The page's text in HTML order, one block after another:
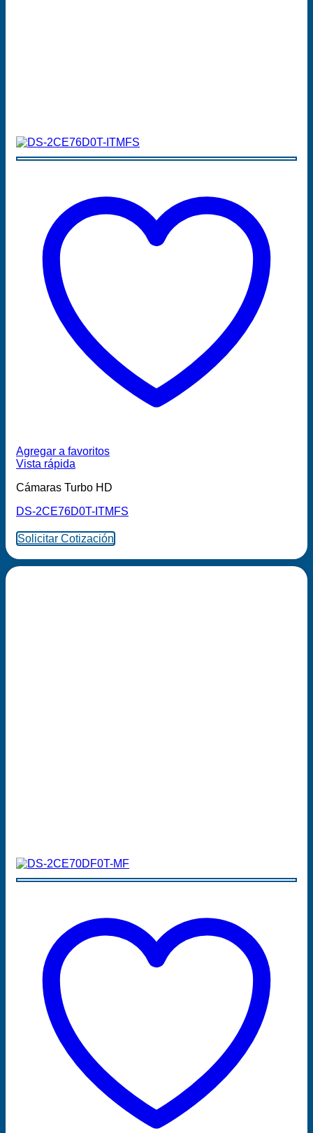
Agregar a favoritos
Vista rápida
Cámaras Turbo HD
DS-2CE76D0T-ITMFS
Solicitar Cotización